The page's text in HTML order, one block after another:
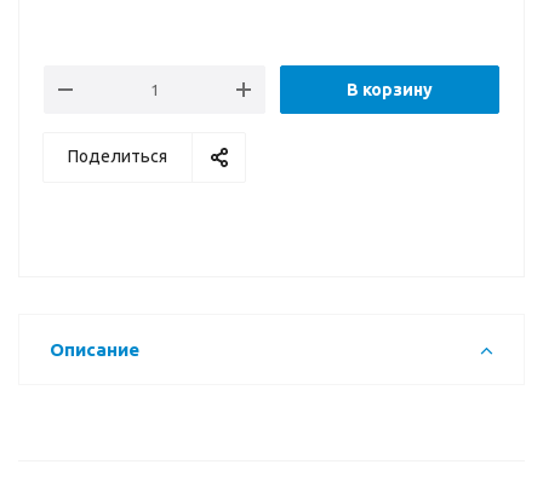
В корзину
Поделиться
Описание